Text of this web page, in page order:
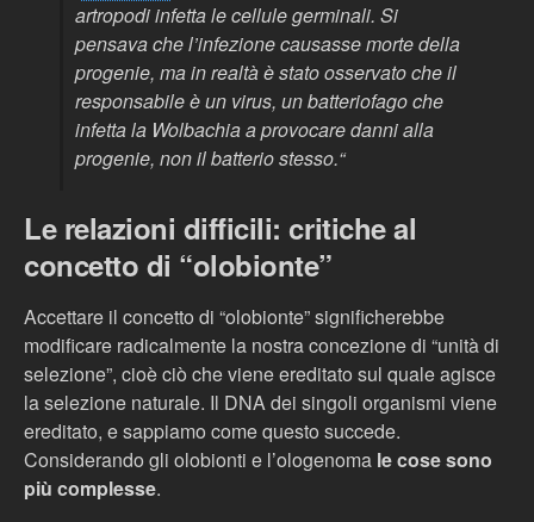
artropodi infetta le cellule germinali. Si
pensava che l’infezione causasse morte della
progenie, ma in realtà è stato osservato che il
responsabile è un virus, un batteriofago che
infetta la Wolbachia a provocare danni alla
progenie, non il batterio stesso.“
Le relazioni difficili: critiche al
concetto di “olobionte”
Accettare il concetto di “olobionte” significherebbe
modificare radicalmente la nostra concezione di “unità di
selezione”, cioè ciò che viene ereditato sul quale agisce
la selezione naturale. Il DNA dei singoli organismi viene
ereditato, e sappiamo come questo succede.
Considerando gli olobionti e l’ologenoma le cose sono
più complesse.